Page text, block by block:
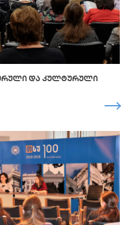
ᲓᲐ ᲙᲣᲚᲢᲣᲠᲣᲚᲘ